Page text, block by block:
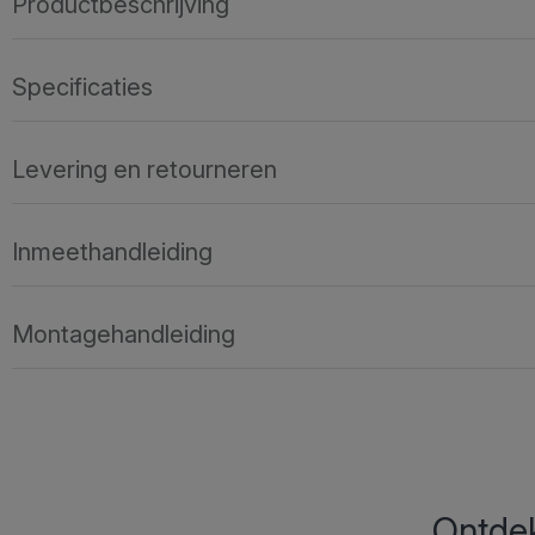
Specificaties
Levering en retourneren
Inmeethandleiding
Montagehandleiding